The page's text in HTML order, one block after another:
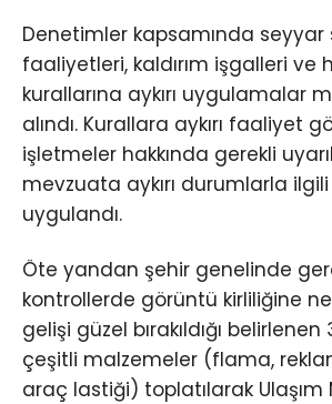
Denetimler kapsamında seyyar
faaliyetleri, kaldırım işgalleri ve
kurallarına aykırı uygulamalar
alındı. Kurallara aykırı faaliyet
işletmeler hakkında gerekli
mevzuata aykırı durumlarla
uygulandı.
Öte yandan şehir genelinde
kontrollerde görüntü kirliliğine
gelişi güzel bırakıldığı
çeşitli malzemeler (flama,
araç lastiği) toplatılarak Ulaşım